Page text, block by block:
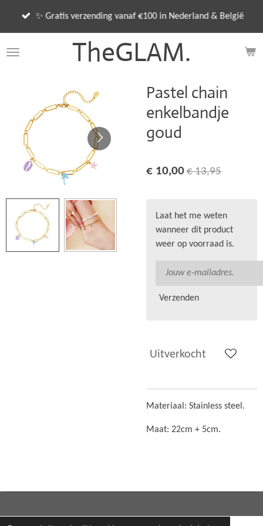
de
TheGLAM.
✨ Gratis verzending vanaf €100 in Nederland & België
Pastel chain
enkelbandje
goud
€ 10,00 € 13,95
Laat het me weten
wanneer dit product
weer op voorraad is.
Verzenden
Uitverkocht
Materiaal: Stainless steel.
Maat: 22cm + 5cm.